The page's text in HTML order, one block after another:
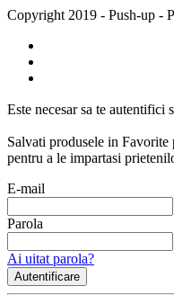
Copyright 2019 - Push-up -
Este necesar sa te autentifici
Salvati produsele in Favorite
pentru a le impartasi
E-mail
Parola
Ai uitat parola?
Autentificare